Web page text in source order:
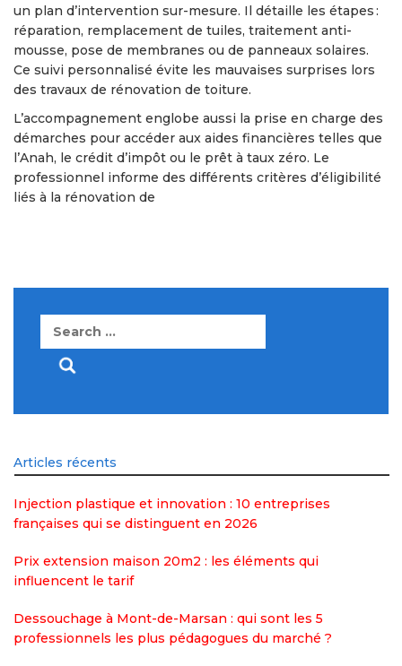
un plan d’intervention sur-mesure. Il détaille les étapes :
réparation, remplacement de tuiles, traitement anti-
mousse, pose de membranes ou de panneaux solaires.
Ce suivi personnalisé évite les mauvaises surprises lors
des travaux de rénovation de toiture.
L’accompagnement englobe aussi la prise en charge des
démarches pour accéder aux aides financières telles que
l’Anah, le crédit d’impôt ou le prêt à taux zéro. Le
professionnel informe des différents critères d’éligibilité
liés à la rénovation de
Search
Articles récents
Injection plastique et innovation : 10 entreprises
françaises qui se distinguent en 2026
Prix extension maison 20m2 : les éléments qui
influencent le tarif
Dessouchage à Mont-de-Marsan : qui sont les 5
professionnels les plus pédagogues du marché ?